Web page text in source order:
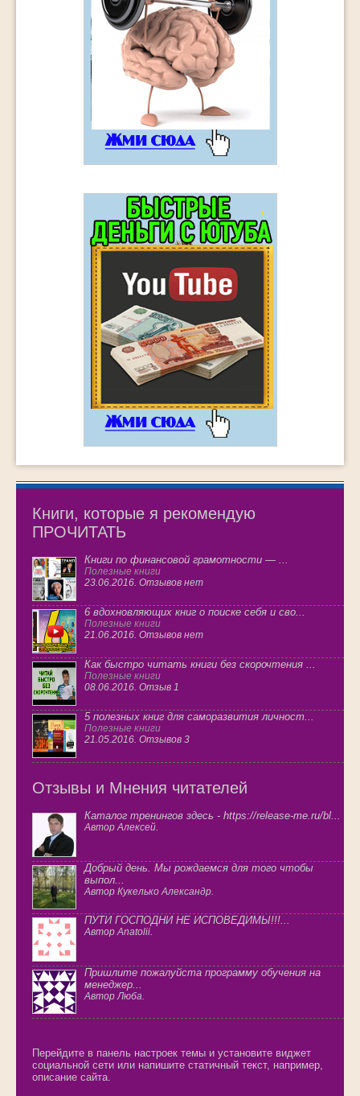
Книги, которые я рекомендую
ПРОЧИТАТЬ
Книги по финансовой грамотности — ...
Полезные книги
23.06.2016. Отзывов нет
6 вдохновляющих книг о поиске себя и сво...
Полезные книги
21.06.2016. Отзывов нет
Как быстро читать книги без скорочтения ...
Полезные книги
08.06.2016. Отзыв 1
5 полезных книг для саморазвития личност...
Полезные книги
21.05.2016. Отзывов 3
Отзывы и Мнения читателей
Каталог тренингов здесь - https://release-me.ru/bl...
Автор Алексей.
Добрый день. Мы рождаемся для того чтобы
выпол...
Автор Кукелько Александр.
ПУТИ ГОСПОДНИ НЕ ИСПОВЕДИМЫ!!!...
Автор Anatolii.
Пришлите пожалуйста программу обучения на
менеджер...
Автор Люба.
Перейдите в панель настроек темы и установите виджет
социальной сети или напишите статичный текст, например,
описание сайта.